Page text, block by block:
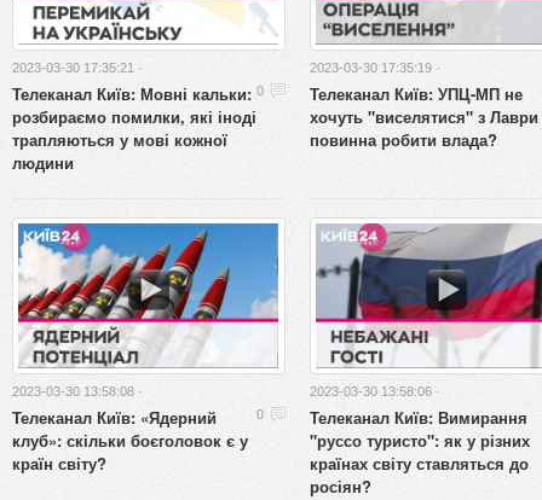
2023-03-30 17:35:21 ·
0
Телеканал Київ: Мовні кальки:
розбираємо помилки, які іноді
трапляються у мові кожної
людини
2023-03-30 17:35:19 ·
Телеканал Київ: УПЦ-МП не
хочуть "виселятися" з
повинна робити влада?
2023-03-30 13:58:08 ·
0
Телеканал Київ: «Ядерний
клуб»: скільки боєголовок є у
країн світу?
2023-03-30 13:58:06 ·
Телеканал Київ: Вимирання
"руссо туристо": як у різних
країнах світу ставляться до
росіян?